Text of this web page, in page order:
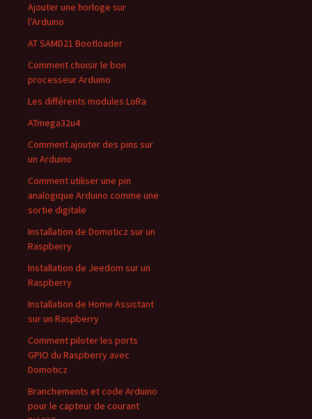
Ajouter une horloge sur
l’Arduino
AT SAMD21 Bootloader
Comment choisir le bon
processeur Arduino
Les différents modules LoRa
ATmega32u4
Comment ajouter des pins sur
un Arduino
Comment utiliser une pin
analogique Arduino comme une
sortie digitale
Installation de Domoticz sur un
Raspberry
Installation de Jeedom sur un
Raspberry
Installation de Home Assistant
sur un Raspberry
Comment piloter les ports
GPIO du Raspberry avec
Domoticz
Branchements et code Arduino
pour le capteur de courant